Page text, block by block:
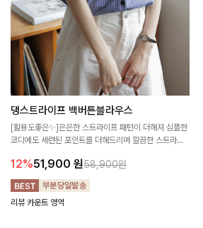
댕스트라이프 백버튼블라우스
[활용도좋은✨]은은한 스트라이프 패턴이 더해져 심플한
코디에도 세련된 포인트를 더해드리며 깔끔한 스트라이
12%51,900 원58,900원
리뷰 카운트 영역